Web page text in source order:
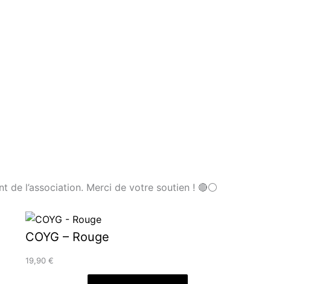
de l’association. Merci de votre soutien ! 🔴⚪️
COYG – Rouge
19,90€